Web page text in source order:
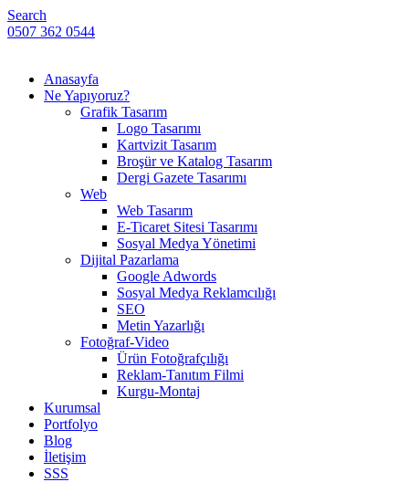
Search
0507 362 0544
Anasayfa
Ne Yapıyoruz?
Grafik Tasarım
Logo Tasarımı
Kartvizit Tasarım
Broşür ve Katalog Tasarım
Dergi Gazete Tasarımı
Web
Web Tasarım
E-Ticaret Sitesi Tasarımı
Sosyal Medya Yönetimi
Dijital Pazarlama
Google Adwords
Sosyal Medya Reklamcılığı
SEO
Metin Yazarlığı
Fotoğraf-Video
Ürün Fotoğrafçılığı
Reklam-Tanıtım Filmi
Kurgu-Montaj
Kurumsal
Portfolyo
Blog
İletişim
SSS